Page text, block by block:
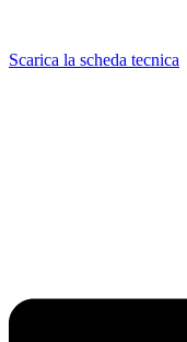
Scarica la scheda tecnica